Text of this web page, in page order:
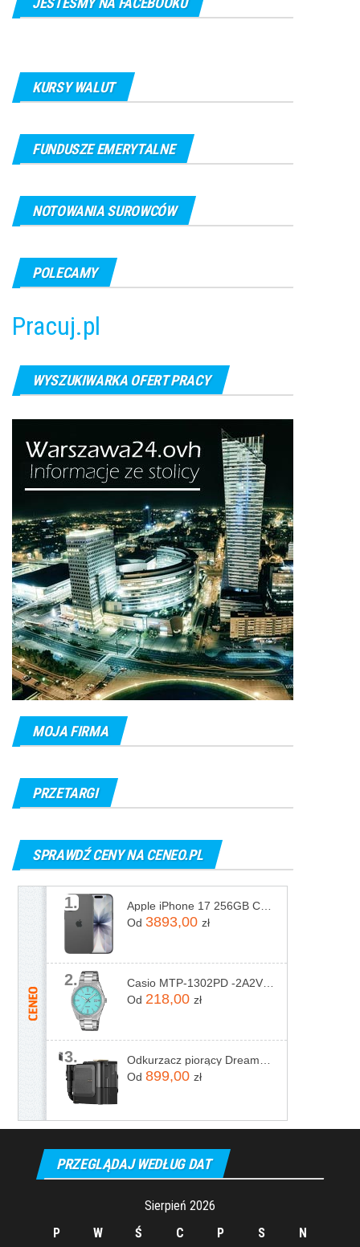
KURSY WALUT
FUNDUSZE EMERYTALNE
NOTOWANIA SUROWCÓW
POLECAMY
Pracuj.pl
WYSZUKIWARKA OFERT PRACY
MOJA FIRMA
PRZETARGI
SPRAWDŹ CENY NA CENEO.PL
1.
Od 3893,00 zł
2.
Od 218,00 zł
3.
Od 899,00 zł
PRZEGLĄDAJ WEDŁUG DAT
Sierpień 2026
P
W Ś C P S N